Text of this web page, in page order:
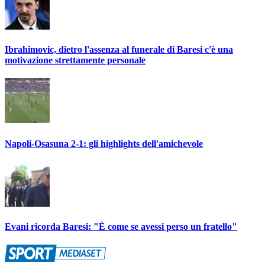
Ibrahimovic, dietro l'assenza al funerale di Baresi c'è una
motivazione strettamente personale
Napoli-Osasuna 2-1: gli highlights dell'amichevole
Evani ricorda Baresi: "È come se avessi perso un fratello"